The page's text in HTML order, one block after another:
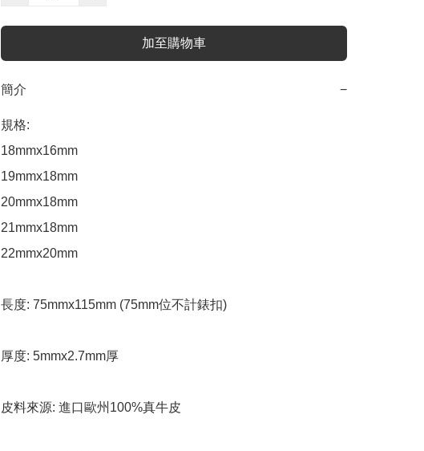
加至購物車
簡介 −
規格:
18mmx16mm
19mmx18mm
20mmx18mm
21mmx18mm
22mmx20mm
長度: 75mmx115mm (75mm位不計錶扣)
厚度: 5mmx2.7mm厚
皮料來源: 進口歐州100%真牛皮